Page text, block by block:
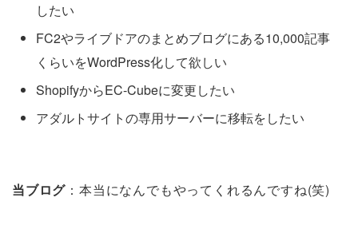
したい
FC2やライブドアのまとめブログにある10,000記事
くらいをWordPress化して欲しい
ShopifyからEC-Cubeに変更したい
アダルトサイトの専用サーバーに移転をしたい
当ブログ ：本当になんでもやってくれるんですね(笑)